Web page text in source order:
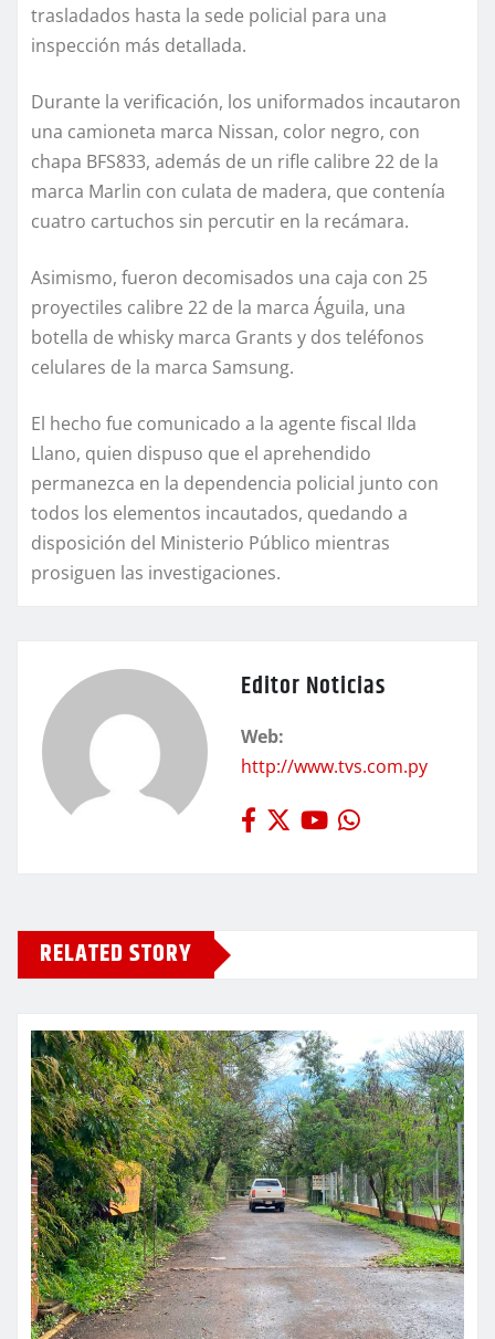
trasladados hasta la sede policial para una
inspección más detallada.
Durante la verificación, los uniformados incautaron
una camioneta marca Nissan, color negro, con
chapa BFS833, además de un rifle calibre 22 de la
marca Marlin con culata de madera, que contenía
cuatro cartuchos sin percutir en la recámara.
Asimismo, fueron decomisados una caja con 25
proyectiles calibre 22 de la marca Águila, una
botella de whisky marca Grants y dos teléfonos
celulares de la marca Samsung.
El hecho fue comunicado a la agente fiscal Ilda
Llano, quien dispuso que el aprehendido
permanezca en la dependencia policial junto con
todos los elementos incautados, quedando a
disposición del Ministerio Público mientras
prosiguen las investigaciones.
Editor Noticias
Web:
http://www.tvs.com.py
RELATED STORY